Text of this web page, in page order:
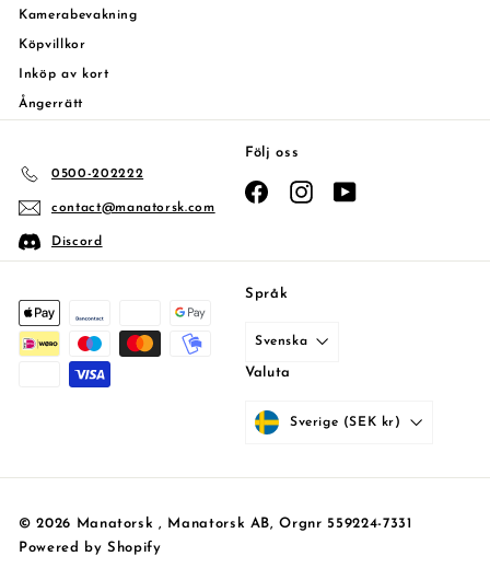
Kamerabevakning
Köpvillkor
Inköp av kort
Ångerrätt
0500-202222
contact@manatorsk.com
Discord
Följ oss
FacebookInstagram
Språk
Svenska
Valuta
Sverige (SEK kr)
© 2026 Manatorsk , Manatorsk AB, Orgnr 559224-7331
Powered by Shopify